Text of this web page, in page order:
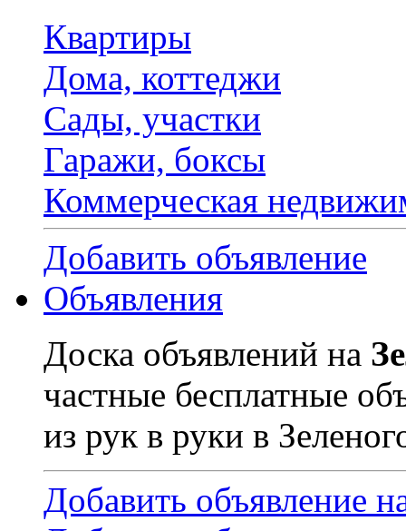
Квартиры
Дома, коттеджи
Сады, участки
Гаражи, боксы
Коммерческая
Добавить объявление
Объявления
Доска объявлений на
частные бесплатные
из рук в руки в
Добавить объявление